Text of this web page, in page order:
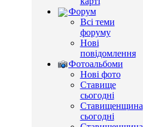
Форум
Всі теми
форуму
Нові
повідомлення
Фотоальбоми
Нові фото
Ставище
сьогодні
Ставищенщина
сьогодні